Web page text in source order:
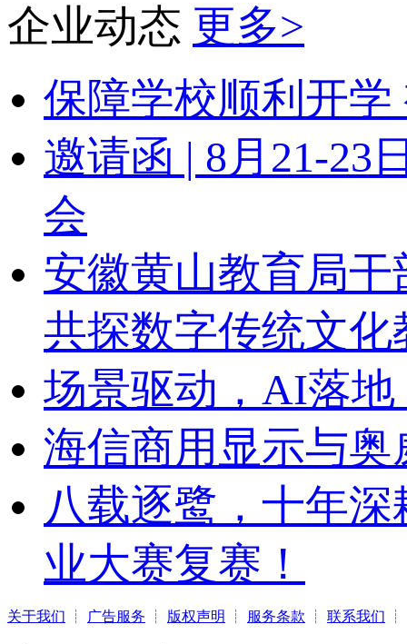
企业动态 更多>
保障学校顺利开
邀请函 | 8月21-23
会
安徽黄山教育局
共探数字传统文化
场景驱动，AI落
海信商用显示与
八载逐鹭，十年
业大赛复赛！
关于我们 ┊ 广告服务 ┊ 版权声明 ┊ 服务条款 ┊ 联系我们 ┊